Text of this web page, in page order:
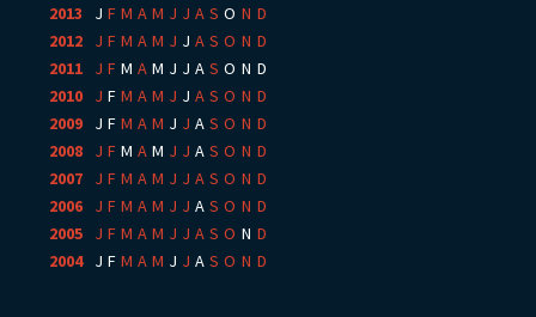
2013
J F M A M J J A S O N D
2012
J F M A M J J A S O N D
2011
J F M A M J J A S O N D
2010
J F M A M J J A S O N D
2009
J F M A M J J A S O N D
2008
J F M A M J J A S O N D
2007
J F M A M J J A S O N D
2006
J F M A M J J A S O N D
2005
J F M A M J J A S O N D
2004: J F M A M J J A S O N D